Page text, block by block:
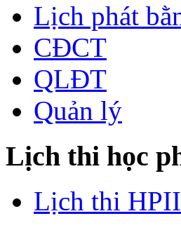
Lịch phát
CĐCT
QLĐT
Quản lý
Lịch thi học
Lịch thi